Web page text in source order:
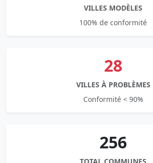
VILLES MODÈLES
100% de conformité
28
VILLES À PROBLÈMES
Conformité < 90%
256